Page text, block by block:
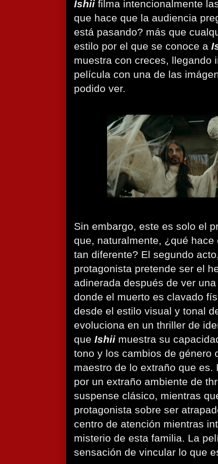
Ishii filma intencionalmente
que hace que la audiencia
está pasando? más que
estilo por el que se conoce a
muestra con creces, llegando
película con una de las
podido ver.
Sin embargo, este es solo el
que, naturalmente, ¿qué
tan diferente? El segundo
protagonista pretende ser el
adinerada después de ver
donde el muerto es clavado
desde el estilo visual y tonal
evoluciona en un thriller de
que Ishii muestra su
tono y los cambios de género
maestro de lo extraño que es.
por un extraño ambiente de
suspense clásico, mientras
protagonista sobre ser
centro de atención mientras
misterio de esta familia. La
sensación de vincular lo que